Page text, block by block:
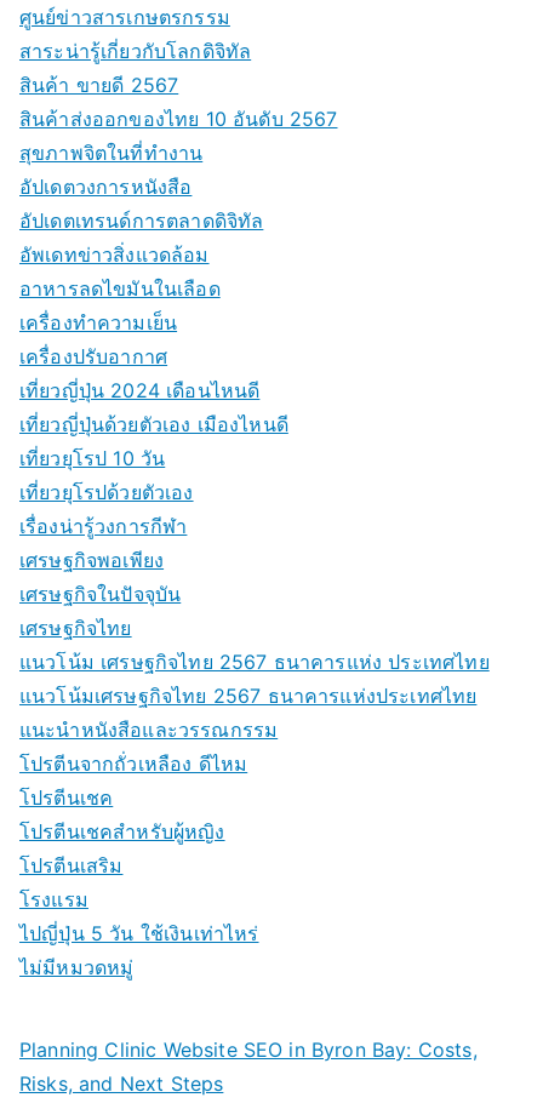
ศูนย์ข่าวสารเกษตรกรรม
สาระน่ารู้เกี่ยวกับโลกดิจิทัล
สินค้า ขายดี 2567
สินค้าส่งออกของไทย 10 อันดับ 2567
สุขภาพจิตในที่ทำงาน
อัปเดตวงการหนังสือ
อัปเดตเทรนด์การตลาดดิจิทัล
อัพเดทข่าวสิ่งแวดล้อม
อาหารลดไขมันในเลือด
เครื่องทำความเย็น
เครื่องปรับอากาศ
เที่ยวญี่ปุ่น 2024 เดือนไหนดี
เที่ยวญี่ปุ่นด้วยตัวเอง เมืองไหนดี
เที่ยวยุโรป 10 วัน
เที่ยวยุโรปด้วยตัวเอง
เรื่องน่ารู้วงการกีฬา
เศรษฐกิจพอเพียง
เศรษฐกิจในปัจจุบัน
เศรษฐกิจไทย
แนวโน้ม เศรษฐกิจไทย 2567 ธนาคารแห่ง ประเทศไทย
แนวโน้มเศรษฐกิจไทย 2567 ธนาคารแห่งประเทศไทย
แนะนำหนังสือและวรรณกรรม
โปรตีนจากถั่วเหลือง ดีไหม
โปรตีนเชค
โปรตีนเชคสำหรับผู้หญิง
โปรตีนเสริม
โรงแรม
ไปญี่ปุ่น 5 วัน ใช้เงินเท่าไหร่
ไม่มีหมวดหมู่
Planning Clinic Website SEO in Byron Bay: Costs,
Risks, and Next Steps